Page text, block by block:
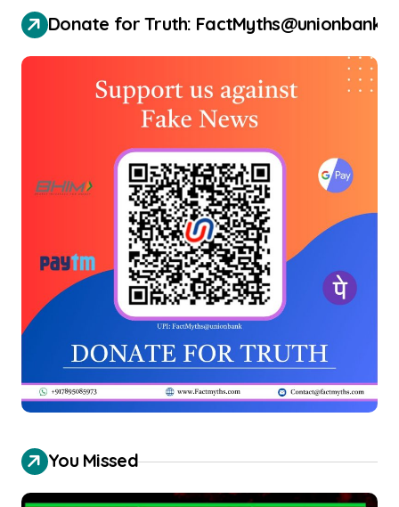
Donate for Truth: FactMyths@unionbank
You Missed